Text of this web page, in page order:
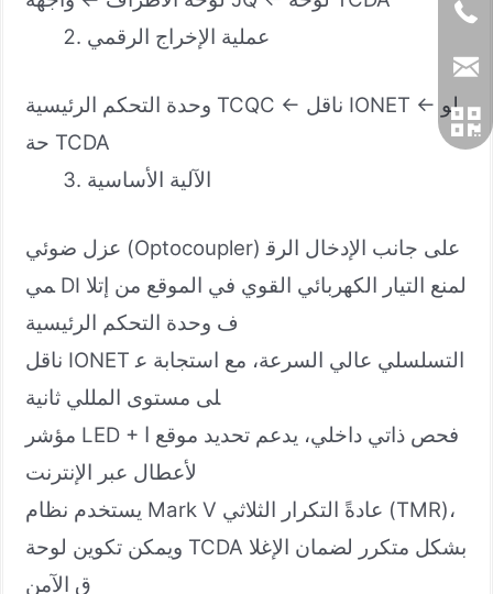
عملية الإخراج الرقمي
وحدة التحكم الرئيسية TCQC ← ناقل IONET ← لو
حة TCDA
الآلية الأساسية
عزل ضوئي (Optocoupler) على جانب الإدخال الرق
مي DI لمنع التيار الكهربائي القوي في الموقع من إتلا
ف وحدة التحكم الرئيسية
ناقل IONET التسلسلي عالي السرعة، مع استجابة ع
لى مستوى المللي ثانية
مؤشر LED + فحص ذاتي داخلي، يدعم تحديد موقع ا
لأعطال عبر الإنترنت
يستخدم نظام Mark V عادةً التكرار الثلاثي (TMR)،
ويمكن تكوين لوحة TCDA بشكل متكرر لضمان الإغلا
ق الآمن